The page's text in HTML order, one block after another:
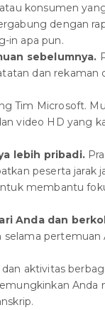
konsumen
dengan
in apa pun.
sebelumnya.
dan rekaman
Tim Microsoft.
video HD yang
lebih pribadi.
peserta jarak
membantu
Anda dan
dan aktivitas